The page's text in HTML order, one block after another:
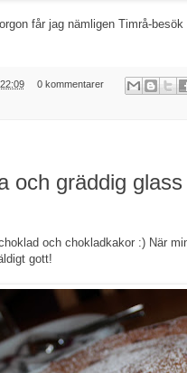
får jag nämligen Timrå-
22:09 0 kommentarer
och gräddig
och chokladkakor :) När
gott!